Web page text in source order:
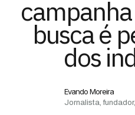
busca é
dos
Evando Moreira
Jornalista,